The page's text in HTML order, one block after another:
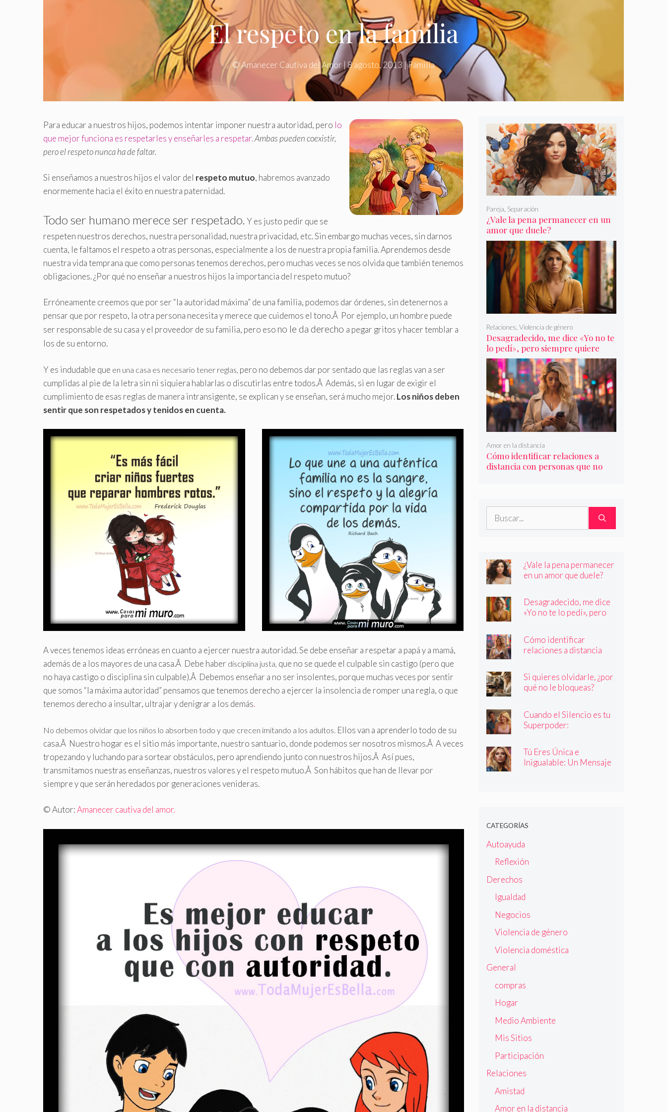
El respeto en la familia
©Amanecer Cautiva del Amor|8 agosto, 2013 |Familia
Para educar a nuestros hijos, podemos intentar imponer nuestra autoridad, pero lo
que mejor funciona es respetarles y enseñarles a respetar.Ambas pueden coexistir,
pero el respeto nunca ha de faltar.
Si enseñamos a nuestros hijos el valor del respeto mutuo, habremos avanzado
enormemente hacia el éxito en nuestra paternidad.
Todo ser humano merece ser respetado. Y es justo pedir que se
respeten nuestros derechos, nuestra personalidad, nuestra privacidad, etc. Sin embargo muchas veces, sin darnos
cuenta, le faltamos el respeto a otras personas, especialmente a los de nuestra propia familia. Aprendemos desde
nuestra vida temprana que como personas tenemos derechos, pero muchas veces se nos olvida que también tenemos
obligaciones.¿Por qué no enseñar a nuestros hijos la importancia del respeto mutuo?
Erróneamente creemos que por ser “la autoridad máxima” de una familia, podemos dar órdenes, sin detenernos a
pensar que por respeto, la otra persona necesita y merece que cuidemos el tono.Â Por ejemplo, un hombre puede
ser responsable de su casa y el proveedor de su familia, pero eso no le da derecho a pegar gritos y hacer temblar a
los de su entorno.
Y es indudable que en una casa es necesario tener reglas, pero no debemos dar por sentado que las reglas van a ser
cumplidas al pie de la letra sin ni siquiera hablarlas o discutirlas entre todos.Â Además, si en lugar de exigir el
cumplimiento de esas reglas de manera intransigente, se explican y se enseñan, será mucho mejor.Los niños deben
sentir que son respetados y tenidos en cuenta.
A veces tenemos ideas erróneas en cuanto a ejercer nuestra autoridad. Se debe enseñar a respetar a papá y a mamá,
además de a los mayores de una casa.Â Debe haber disciplina justa, que no se quede el culpable sin castigo (pero que
no haya castigo o disciplina sin culpable).Â Debemos enseñar a no ser insolentes, porque muchas veces por sentir
que somos “la máxima autoridad” pensamos que tenemos derecho a ejercer la insolencia de romper una regla, o que
tenemos derecho a insultar, ultrajar y denigrar a los demás.
No debemos olvidar que los niños lo absorben todo y que crecen imitando a los adultos. Ellos van a aprenderlo todo de su
casa.Â Nuestro hogar es el sitio más importante, nuestro santuario, donde podemos ser nosotros mismos.Â A veces
tropezando y luchando para sortear obstáculos, pero aprendiendo junto con nuestros hijos.Â Así pues,
transmitamos nuestras enseñanzas, nuestros valores y el respeto mutuo.Â Son hábitos que han de llevar por
siempre y que serán heredados por generaciones venideras.
© Autor:Amanecer cautiva del amor.
¿Vale la pena permanecer en un
amor que duele?
Pareja, Separación
Desagradecido, me dice «Yo no te
lo pedí», pero siempre quiere
más
Relaciones Violencia de género
Cómo identificar relaciones a
distancia con personas que no
Amor en la distancia
Buscar:
¿Vale la pena permanecer
en un amor que duele?
Desagradecido, me dice
«Yo no te lo pedí», pero
Cómo identificar
relaciones a distancia
Si quieres olvidarle, ¿por
qué no le bloqueas?
Cuando el Silencio es tu
Superpoder:
de Callar
Tú Eres Única e
Inigualable: Un Mensaje
CATEGORÍAS
Autoayuda
Reflexión
Derechos
Igualdad
Negocios
Violencia de género
Violencia doméstica
General
compras
Hogar
Medio Ambiente
Mis Sitios
Participación
Relaciones
Amistad
Amor en la distancia